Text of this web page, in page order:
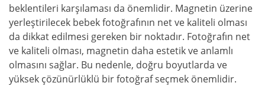
beklentileri karşılaması da önemlidir. Magnetin üzerine
yerleştirilecek bebek fotoğrafının net ve kaliteli olması
da dikkat edilmesi gereken bir noktadır. Fotoğrafın net
ve kaliteli olması, magnetin daha estetik ve anlamlı
olmasını sağlar. Bu nedenle, doğru boyutlarda ve
yüksek çözünürlüklü bir fotoğraf seçmek önemlidir.